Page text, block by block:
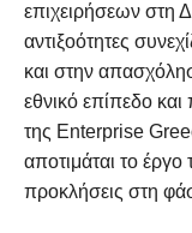
επιχειρήσεων στη
αντιξοότητες
και στην
εθνικό επίπεδο
της Enterprise
αποτιμάται το έργο
προκλήσεις στη